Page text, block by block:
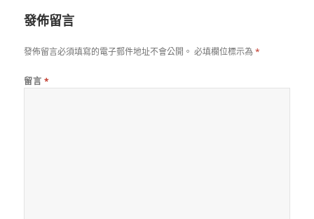
發佈留言
發佈留言必須填寫的電子郵件地址不會公開。 必填欄位標示為*
留言 *